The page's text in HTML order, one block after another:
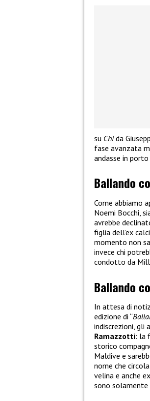
su Chida
fase avanzata
andasse in
Ballando
Come abbiamo
Noemi Bocchi,
avrebbe
figlia dell’ex
momento non
invece chi
condotto da
Ballando
In attesa di
edizione di “
indiscrezioni, gli
Ramazzotti: la
storico
Maldive e
nome che
velina e anche
sono solamente